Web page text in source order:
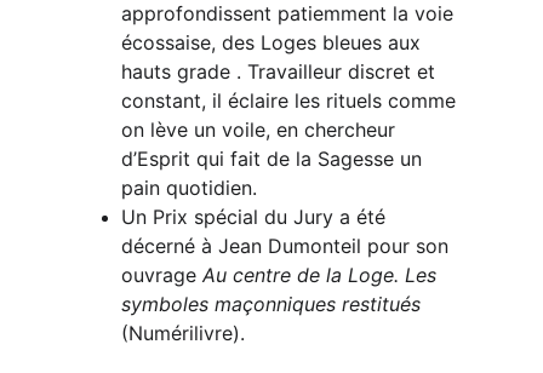
approfondissent patiemment la voie
écossaise, des Loges bleues aux
hauts grade . Travailleur discret et
constant, il éclaire les rituels comme
on lève un voile, en chercheur
d’Esprit qui fait de la Sagesse un
pain quotidien.
Un Prix spécial du Jury a été
décerné à Jean Dumonteil pour son
ouvrage Au centre de la Loge. Les
symboles maçonniques restitués
(Numérilivre).